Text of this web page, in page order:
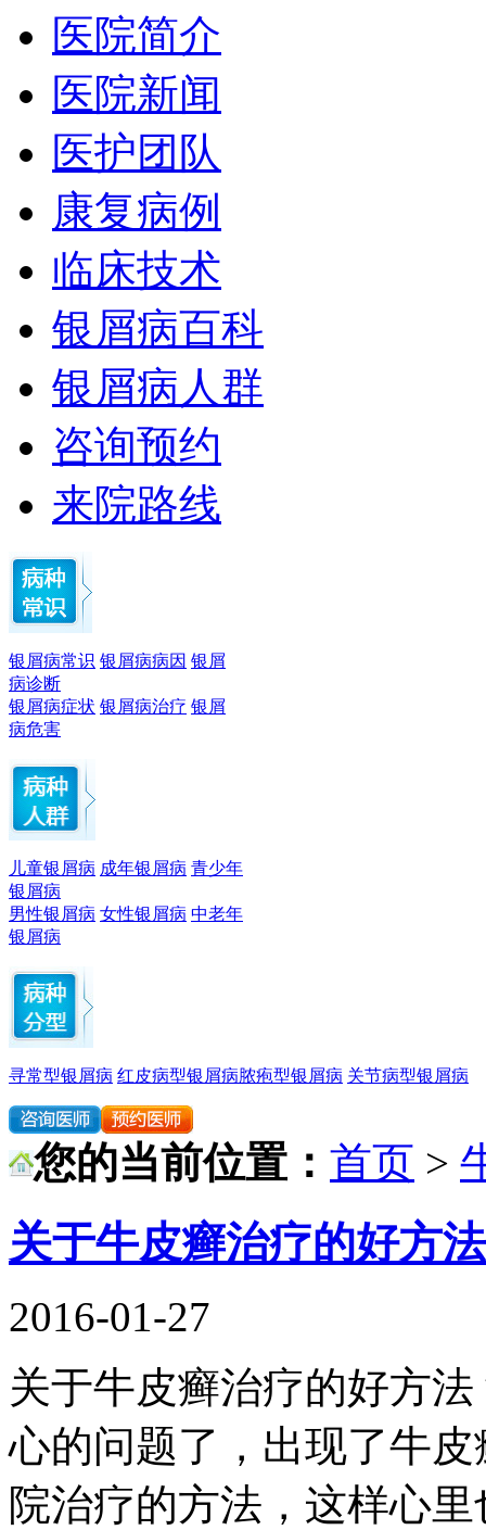
医院简介
医院新闻
医护团队
康复病例
临床技术
银屑病百科
银屑病人群
咨询预约
来院路线
银屑病常识 银屑病病因 银屑
病诊断
银屑病症状 银屑病治疗 银屑
病危害
儿童银屑病 成年银屑病 青少年
银屑病
男性银屑病 女性银屑病 中老年
银屑病
寻常型银屑病 红皮病型银屑病脓疱型银屑病 关节病型银屑病
您的当前位置： 首页 >
关于牛皮癣治疗的好方法
2016-01-27
关于牛皮癣治疗的好方
心的问题了，出现了牛
院治疗的方法，这样心